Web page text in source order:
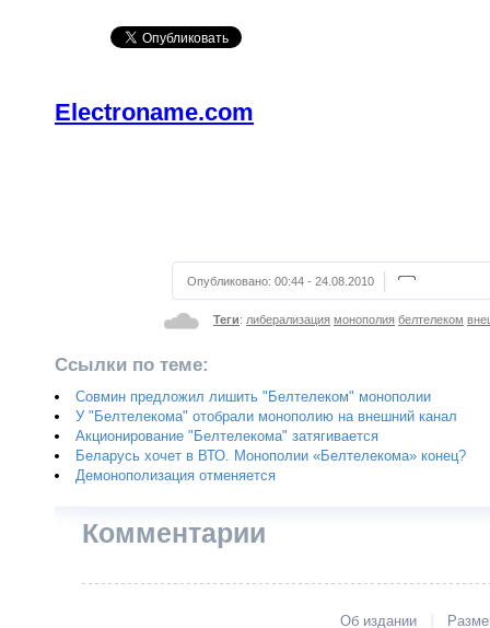
Electroname.com
Опубликовано: 00:44 - 24.08.2010
Теги: либерализация монополия белтелеком
Ссылки по теме:
Совмин предложил лишить "Белтелеком" монополии
У "Белтелекома" отобрали монополию на внешний канал
Акционирование "Белтелекома" затягивается
Беларусь хочет в ВТО. Монополии «Белтелекома» конец?
Демонополизация отменяется
Комментарии
Об издании |